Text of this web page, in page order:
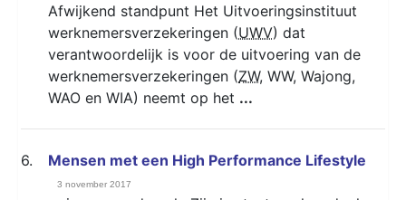
Afwijkend standpunt Het Uitvoeringsinstituut
werknemersverzekeringen (UWV) dat
verantwoordelijk is voor de uitvoering van de
werknemersverzekeringen (ZW, WW, Wajong,
WAO en WIA) neemt op het ...
6. Mensen met een High Performance Lifestyle
3 november 2017